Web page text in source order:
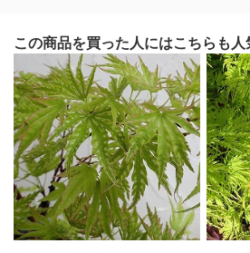
この商品を買った人にはこちらも人